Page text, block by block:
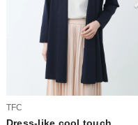
TFC